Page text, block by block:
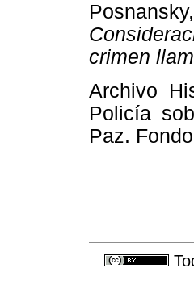
crimen
Archivo
Policía
Paz.